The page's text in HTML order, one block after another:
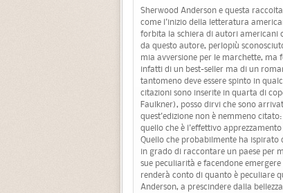
Sherwood Anderson e questa
come l'inizio della letteratura
forbita la schiera di autori americani
da questo autore, perlopiù
mia avversione per le marchette, ma
infatti di un best-seller ma di un
tantomeno deve essere spinto in
citazioni sono inserite in quarta di
Faulkner), posso dirvi che sono
quest'edizione non è nemmeno
quello che è l'effettivo
Quello che probabilmente ha ispirato
in grado di raccontare un paese per
sue peculiarità e facendone
renderà conto di quanto è peculiare
Anderson, a prescindere dalla